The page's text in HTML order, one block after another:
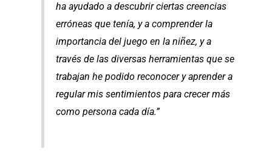
ha ayudado a descubrir ciertas creencias
erróneas que tenía, y a comprender la
importancia del juego en la niñez, y a
través de las diversas herramientas que se
trabajan he podido reconocer y aprender a
regular mis sentimientos para crecer más
como persona cada día.”